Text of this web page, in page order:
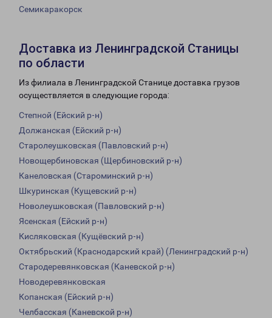
Семикаракорск
Доставка из Ленинградской Станицы
по области
Из филиала в Ленинградской Станице доставка грузов
осуществляется в следующие города:
Степной (Ейский р-н)
Должанская (Ейский р-н)
Старолеушковская (Павловский р-н)
Новощербиновская (Щербиновский р-н)
Канеловская (Староминский р-н)
Шкуринская (Кущевский р-н)
Новолеушковская (Павловский р-н)
Ясенская (Ейский р-н)
Кисляковская (Кущёвский р-н)
Октябрьский (Краснодарский край) (Ленинградский р-н)
Стародеревянковская (Каневской р-н)
Новодеревянковская
Копанская (Ейский р-н)
Челбасская (Каневской р-н)